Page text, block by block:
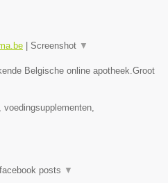
Screenshot ▼
Belgische online apotheek.Groot
facebook posts ▼